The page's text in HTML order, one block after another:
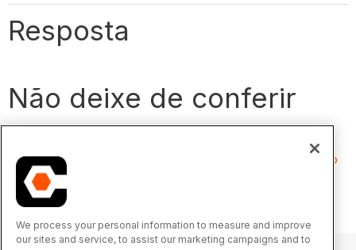
Resposta
Não deixe de conferir
Gerenciar datas do projeto para a página Início do projeto
We process your personal information to measure and improve
our sites and service, to assist our marketing campaigns and to